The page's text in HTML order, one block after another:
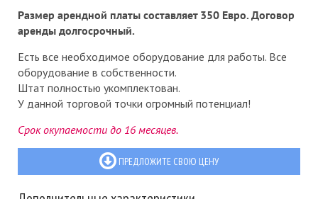
Размер арендной платы составляет 350 Евро. Договор
аренды долгосрочный.
Есть все необходимое оборудование для работы. Все
оборудование в собственности.
Штат полностью укомплектован.
У данной торговой точки огромный потенциал!
Срок окупаемости до 16 месяцев.
ПРЕДЛОЖИТЕ СВОЮ ЦЕНУ